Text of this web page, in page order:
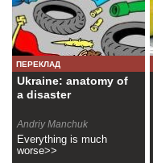
ПЕРЕКЛАД
Ukraine: anatomy of
a disaster
Andriy Manchuk
Everything is much
worse>>